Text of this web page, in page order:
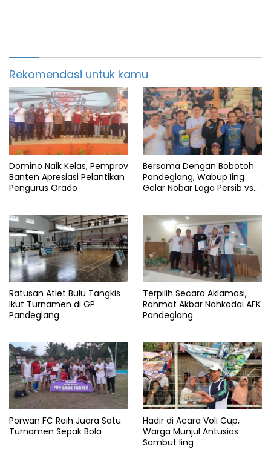
Rekomendasi untuk kamu
Domino Naik Kelas, Pemprov
Banten Apresiasi Pelantikan
Pengurus Orado
Bersama Dengan Bobotoh
Pandeglang, Wabup Iing
Gelar Nobar Laga Persib vs
Ratusan Atlet Bulu Tangkis
Ikut Turnamen di GP
Pandeglang
Terpilih Secara Aklamasi,
Rahmat Akbar Nahkodai AFK
Pandeglang
Porwan FC Raih Juara Satu
Turnamen Sepak Bola
Hadir di Acara Voli Cup,
Warga Munjul Antusias
Sambut Iing